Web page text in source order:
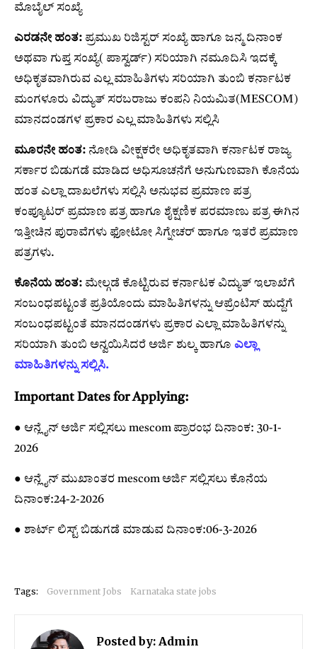
ಮೊಬೈಲ್ ಸಂಖ್ಯೆ
ಎರಡನೇ ಹಂತ: ಪ್ರಮುಖ ರಿಜಿಸ್ಟರ್ ಸಂಖ್ಯೆ ಹಾಗೂ ಜನ್ಮ ದಿನಾಂಕ
ಅಥವಾ ಗುಪ್ತ ಸಂಖ್ಯೆ( ಪಾಸ್ವರ್ಡ್) ಸರಿಯಾಗಿ ನಮೂದಿಸಿ ಇದಕ್ಕೆ
ಅಧಿಕೃತವಾಗಿರುವ ಎಲ್ಲ ಮಾಹಿತಿಗಳು ಸರಿಯಾಗಿ ತುಂಬಿ ಕರ್ನಾಟಕ
ಮಂಗಳೂರು ವಿದ್ಯುತ್ ಸರಬರಾಜು ಕಂಪನಿ ನಿಯಮಿತ(MESCOM)
ಮಾನದಂಡಗಳ ಪ್ರಕಾರ ಎಲ್ಲ ಮಾಹಿತಿಗಳು ಸಲ್ಲಿಸಿ
ಮೂರನೇ ಹಂತ: ನೋಡಿ ವೀಕ್ಷಕರೇ ಅಧಿಕೃತವಾಗಿ ಕರ್ನಾಟಕ ರಾಜ್ಯ
ಸರ್ಕಾರ ಬಿಡುಗಡೆ ಮಾಡಿದ ಅಧಿಸೂಚನೆಗೆ ಅನುಗುಣವಾಗಿ ಕೊನೆಯ
ಹಂತ ಎಲ್ಲಾ ದಾಖಲೆಗಳು ಸಲ್ಲಿಸಿ ಅನುಭವ ಪ್ರಮಾಣ ಪತ್ರ
ಕಂಪ್ಯೂಟರ್ ಪ್ರಮಾಣ ಪತ್ರ ಹಾಗೂ ಶೈಕ್ಷಣಿಕ ಪರಮಾಣು ಪತ್ರ ಈಗಿನ
ಇತ್ತೀಚಿನ ಪುರಾವೆಗಳು ಫೋಟೋ ಸಿಗ್ನೇಚರ್ ಹಾಗೂ ಇತರೆ ಪ್ರಮಾಣ
ಪತ್ರಗಳು.
ಕೊನೆಯ ಹಂತ: ಮೇಲ್ಗಡೆ ಕೊಟ್ಟಿರುವ ಕರ್ನಾಟಕ ವಿದ್ಯುತ್ ಇಲಾಖೆಗೆ
ಸಂಬಂಧಪಟ್ಟಂತೆ ಪ್ರತಿಯೊಂದು ಮಾಹಿತಿಗಳನ್ನು ಆಪ್ರೆಂಟಿಸ್ ಹುದ್ದೆಗೆ
ಸಂಬಂಧಪಟ್ಟಂತೆ ಮಾನದಂಡಗಳು ಪ್ರಕಾರ ಎಲ್ಲಾ ಮಾಹಿತಿಗಳನ್ನು
ಸರಿಯಾಗಿ ತುಂಬಿ ಅನ್ವಯಿಸಿದರೆ ಅರ್ಜಿ ಶುಲ್ಕ ಹಾಗೂ ಎಲ್ಲಾ
ಮಾಹಿತಿಗಳನ್ನು ಸಲ್ಲಿಸಿ.
Important Dates for Applying:
● ಆನ್ಲೈನ್ ಅರ್ಜಿ ಸಲ್ಲಿಸಲು mescom ಪ್ರಾರಂಭ ದಿನಾಂಕ: 30-1-
2026
● ಆನ್ಲೈನ್ ಮುಖಾಂತರ mescom ಅರ್ಜಿ ಸಲ್ಲಿಸಲು ಕೊನೆಯ
ದಿನಾಂಕ:24-2-2026
● ಶಾರ್ಟ್ ಲಿಸ್ಟ್ ಬಿಡುಗಡೆ ಮಾಡುವ ದಿನಾಂಕ:06-3-2026
Tags: Government Jobs Karnataka state jobs
Posted by: Admin